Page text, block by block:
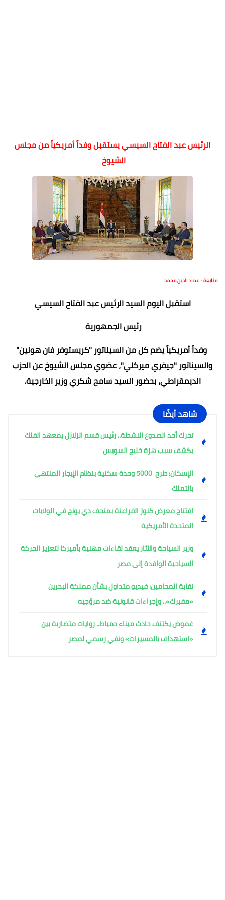
الرئيس عبد الفتاح السيسي يستقبل وفداً أمريكياً من مجلس
الشيوخ
متابعة - عماد الدين محمد
استقبل اليوم السيد الرئيس عبد الفتاح السيسي
رئيس الجمهورية
وفداً أمريكياً يضم كل من السيناتور "كريستوفر فان هولين"
والسيناتور "جيفري ميركلي"، عضوي مجلس الشيوخ عن الحزب
الديمقراطي، بحضور السيد سامح شكري وزير الخارجية.
شاهد أيضًا
تحرك أحد الصدوع النشطة.. رئيس قسم الزلازل بمعهد الفلك
يكشف سبب هزة خليج السويس
الإسكان: طرح 5000 وحدة سكنية بنظام الإيجار المنتهي
بالتملك
افتتاح معرض كنوز الفراعنة بمتحف دي يونج في الولايات
المتحدة الأمريكية
وزير السياحة والآثار يعقد لقاءات مهنية بأميركا لتعزيز الحركة
السياحية الوافدة إلى مصر
نقابة المحامين: فيديو متداول بشأن مملكة البحرين
«مفبرك».. وإجراءات قانونية ضد مروّجيه
غموض يكتنف حادث ميناء دمياط.. روايات متضاربة بين
«استهداف بالمسيرات» ونفي رسمي لمصر